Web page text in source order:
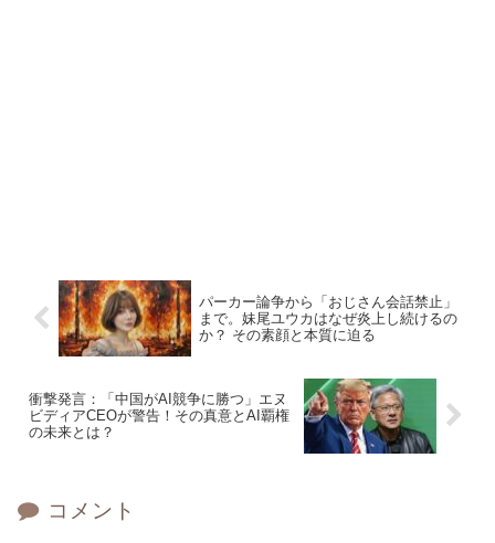
パーカー論争から「おじさん会話禁止」
まで。妹尾ユウカはなぜ炎上し続けるの
か？ その素顔と本質に迫る
衝撃発言：「中国がAI競争に勝つ」エヌ
ビディアCEOが警告！その真意とAI覇権
の未来とは？
コメント